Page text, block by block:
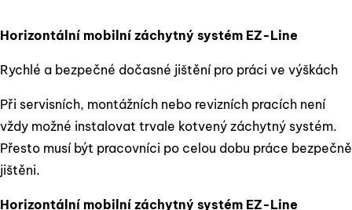
Horizontální mobilní záchytný systém EZ-Line
Rychlé a bezpečné dočasné jištění pro práci ve výškách
Při servisních, montážních nebo revizních pracích není
vždy možné instalovat trvale kotvený záchytný systém.
Přesto musí být pracovníci po celou dobu práce bezpečně
jištěni.
Horizontální mobilní záchytný systém EZ-Line